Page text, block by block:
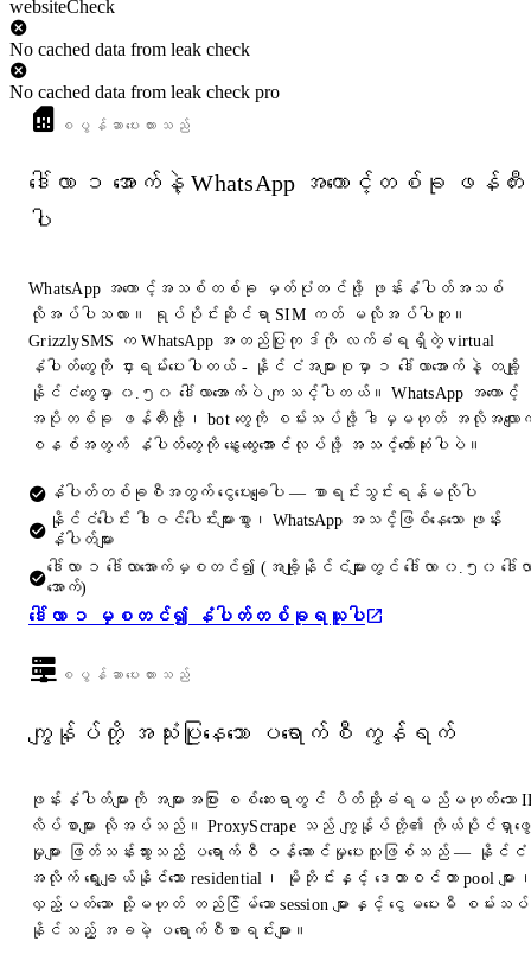
websiteCheck
No cached data from leak check
No cached data from leak check pro
စပွန်ဆာပေးထားသည်
ဒေါ်လာ ၁ အောက်နဲ့ WhatsApp အကောင့်တစ်ခု ဖန်တီး
ပါ
WhatsApp အကောင့်အသစ်တစ်ခု မှတ်ပုံတင်ဖို့ ဖုန်းနံပါတ်အသစ်
လိုအပ်ပါသလား။ ရုပ်ပိုင်းဆိုင်ရာ SIM ကတ် မလိုအပ်ပါဘူး။
GrizzlySMS က WhatsApp အတည်ပြုကုဒ်ကို လက်ခံရရှိတဲ့ virtual
နံပါတ်တွေကို ငှားရမ်းပေးပါတယ် - နိုင်ငံအများစုမှာ ၁ ဒေါ်လာအောက်နဲ့ တချို့
နိုင်ငံတွေမှာ ၀.၅၀ ဒေါ်လာအောက်ပဲ ကျသင့်ပါတယ်။ WhatsApp အကောင့်
အပိုတစ်ခု ဖန်တီးဖို့၊ bot တွေကို စမ်းသပ်ဖို့ ဒါမှမဟုတ် အလိုအလျော
စနစ်အတွက် နံပါတ်တွေကို နွေးထွေးအောင်လုပ်ဖို့ အသင့်တော်ဆုံးပါပဲ။
နံပါတ်တစ်ခုစီအတွက် ငွေပေးချေပါ — စာရင်းသွင်းရန်မလိုပါ
နိုင်ငံပေါင်း ဒါဇင်ပေါင်းများစွာ၊ WhatsApp အသင့်ဖြစ်နေသော ဖုန်း
နံပါတ်များ
ဒေါ်လာ ၁ ဒေါ်လာအောက်မှစတင်၍ (အချို့နိုင်ငံများတွင် ဒေါ်လာ ၀.၅၀ ဒေါ်လ
အောက်)
ဒေါ်လာ ၁ မှစတင်၍ နံပါတ်တစ်ခုရယူပါ
စပွန်ဆာပေးထားသည်
ကျွန်ုပ်တို့ အသုံးပြုနေသော ပရောက်စီ ကွန်ရက်
ဖုန်းနံပါတ်များကို အများအပြား စစ်ဆေးရာတွင် ပိတ်ဆို့ခံရမည်မဟုတ်သော
လိပ်စာများ လိုအပ်သည်။ ProxyScrape သည် ကျွန်ုပ်တို့၏ ကိုယ်ပိုင်ရှာဖွေ
မှုများ ဖြတ်သန်းသွားသည့် ပရောက်စီ ဝန်ဆောင်မှုပေးသူဖြစ်သည် — နိုင်ငံ
အလိုက် ရွေးချယ်နိုင်သော residential၊ မိုဘိုင်းနှင့် ဒေတာစင်တာ pool များ
လှည့်ပတ်သော သို့မဟုတ် တည်ငြိမ်သော session များနှင့် ငွေမပေးမီ စမ်းသပ်
နိုင်သည့် အခမဲ့ ပရောက်စီစာရင်းများ။